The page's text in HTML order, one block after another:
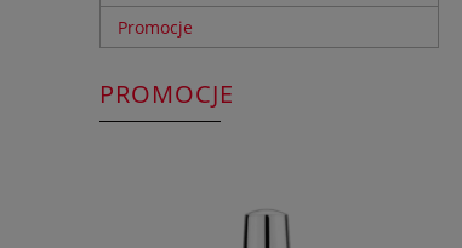
Promocje
PROMOCJE